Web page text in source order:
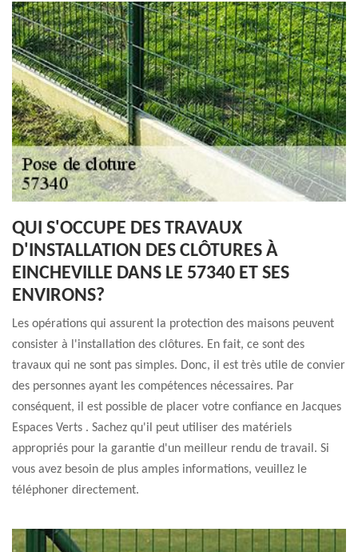
QUI S'OCCUPE DES TRAVAUX
D'INSTALLATION DES CLÔTURES À
EINCHEVILLE DANS LE 57340 ET SES
ENVIRONS?
Les opérations qui assurent la protection des maisons peuvent
consister à l'installation des clôtures. En fait, ce sont des
travaux qui ne sont pas simples. Donc, il est très utile de convier
des personnes ayant les compétences nécessaires. Par
conséquent, il est possible de placer votre confiance en Jacques
Espaces Verts . Sachez qu'il peut utiliser des matériels
appropriés pour la garantie d'un meilleur rendu de travail. Si
vous avez besoin de plus amples informations, veuillez le
téléphoner directement.